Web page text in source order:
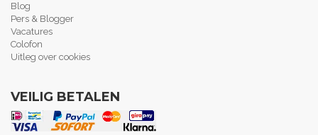
Blog
Pers & Blogger
Vacatures
Colofon
Uitleg over cookies
VEILIG BETALEN